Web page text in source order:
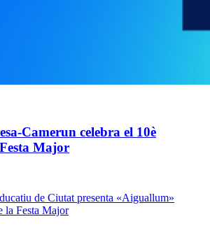
Camerun celebra el 10è
Major